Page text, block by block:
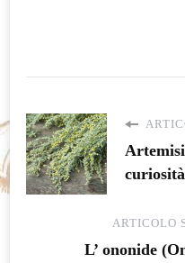
curiosità
ARTICOLO
L’ ononide